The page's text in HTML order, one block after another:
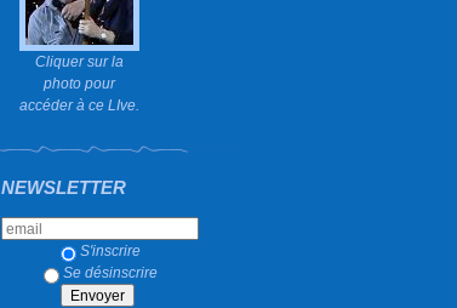
Cliquer sur la
photo pour
accéder à ce LIve.
NEWSLETTER
S'inscrire
Se désinscrire